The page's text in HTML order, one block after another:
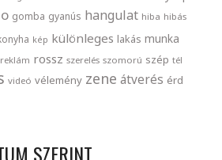
gomba gyanús hangulat hiba hibás
kép különleges lakás munka
reklám rossz szerelés szomorú szép tél
videó vélemény zene átverés érd
SZERINT